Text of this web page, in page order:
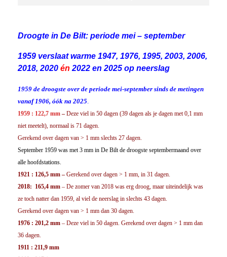
Droogte in De Bilt: periode mei – september
1959 verslaat warme 1947, 1976, 1995, 2003, 2006,
2018, 2020 én 2022 en 2025 op neerslag
1959 de droogste over de periode mei-september sinds de metingen
vanaf 1906, óók na 2025
1959 : 122,7 mm – Deze viel in 50 dagen (39 dagen als je dagen met 0,1 mm
niet meetelt), normaal is 71 dagen.
Gerekend over dagen van > 1 mm slechts 27 dagen.
September 1959 was met 3 mm in De Bilt de droogste septembermaand over
alle hoofdstations.
1921 : 126,5 mm – Gerekend over dagen > 1 mm, in 31 dagen.
2018: 165,4 mm – De zomer van 2018 was erg droog, maar uiteindelijk was
ze toch natter dan 1959, al viel de neerslag in slechts 43 dagen.
Gerekend over dagen van > 1 mm dan 30 dagen.
1976 : 201,2 mm – Deze viel in 50 dagen. Gerekend over dagen > 1 mm dan
36 dagen.
1911 : 211,9 mm